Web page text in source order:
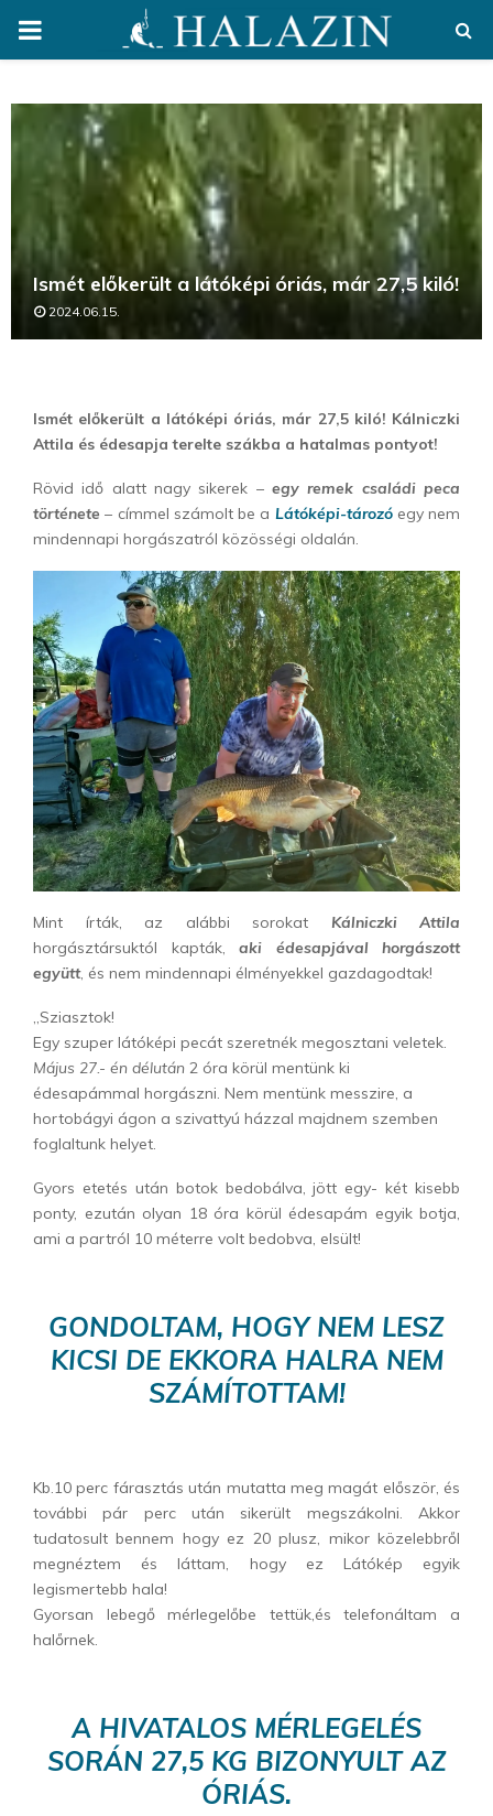
PRIMARY
Ismét előkerült a látóképi óriás, már 27,5 kiló!
2024.06.15.
Ismét előkerült a látóképi óriás, már 27,5 kiló! Kálniczki
Attila és édesapja terelte szákba a hatalmas pontyot!
Rövid idő alatt nagy sikerek – egy remek családi peca
története – címmel számolt be a Látóképi-tározóegy nem
mindennapi horgászatról közösségi oldalán.
Mint írták, az alábbi sorokat Kálniczki Attila
horgásztársuktól kapták, aki édesapjával horgászott
együtt, és nem mindennapi élményekkel gazdagodtak!
„Sziasztok!
Egy szuper látóképi pecát szeretnék megosztani veletek.
Május 27.- én délután 2 óra körül mentünk ki
édesapámmal horgászni. Nem mentünk messzire, a
hortobágyi ágon a szivattyú házzal majdnem szemben
foglaltunk helyet.
Gyors etetés után botok bedobálva, jött egy- két kisebb
ponty, ezután olyan 18 óra körül édesapám egyik botja,
ami a partról 10 méterre volt bedobva, elsült!
GONDOLTAM, HOGY NEM LESZ
KICSI DE EKKORA HALRA NEM
SZÁMÍTOTTAM!
Kb.10 perc fárasztás után mutatta meg magát először, és
további pár perc után sikerült megszákolni. Akkor
tudatosult bennem hogy ez 20 plusz, mikor közelebbről
megnéztem és láttam, hogy ez Látókép egyik
legismertebb hala!
Gyorsan lebegő mérlegelőbe tettük,és telefonáltam a
halőrnek.
A HIVATALOS MÉRLEGELÉS
SORÁN 27,5 KG BIZONYULT AZ
ÓRIÁS.